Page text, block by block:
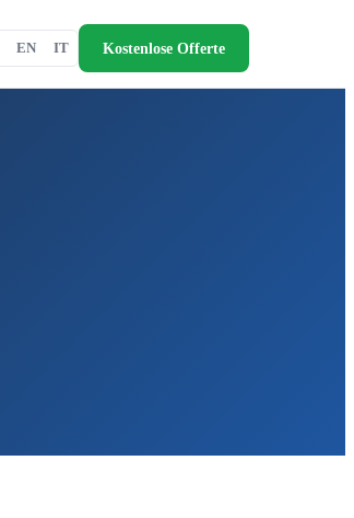
EN IT Kostenlose Offerte